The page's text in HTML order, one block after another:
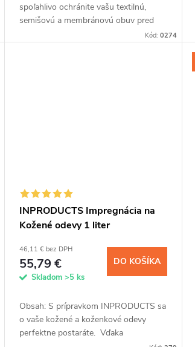
spoľahlivo ochránite vašu textilnú,
semišovú a membránovú obuv pred
prevlhnutím a znečistením. Kremíková
Kód: 0274
INPRODUCTS Impregnácia na
Kožené odevy 1 liter
46,11 € bez DPH
55,79 €
Skladom >5 ks
DO KOŠÍKA
Obsah: S prípravkom INPRODUCTS sa
o vaše kožené a koženkové odevy
perfektne postaráte. Vďaka